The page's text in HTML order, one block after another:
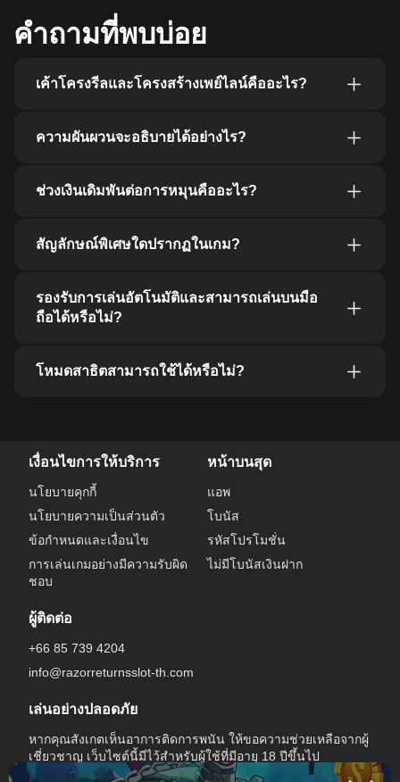
คําถามที่พบบ่อย
เค้าโครงรีลและโครงสร้างเพย์ไลน์คืออะไร?
ความผันผวนจะอธิบายได้อย่างไร?
ช่วงเงินเดิมพันต่อการหมุนคืออะไร?
สัญลักษณ์พิเศษใดปรากฏในเกม?
รองรับการเล่นอัตโนมัติและสามารถเล่นบนมือ
ถือได้หรือไม่?
โหมดสาธิตสามารถใช้ได้หรือไม่?
เงื่อนไขการให้บริการ
นโยบายคุกกี้
นโยบายความเป็นส่วนตัว
ข้อกําหนดและเงื่อนไข
การเล่นเกมอย่างมีความรับผิด
ชอบ
หน้าบนสุด
แอพ
โบนัส
รหัสโปรโมชั่น
ไม่มีโบนัสเงินฝาก
ผู้ติดต่อ
+66 85 739 4204
info@razorreturnsslot-th.com
เล่นอย่างปลอดภัย
หากคุณสังเกตเห็นอาการติดการพนัน ให้ขอความช่วยเหลือจากผู้
เชี่ยวชาญ เว็บไซต์นี้มีไว้สําหรับผู้ใช้ที่มีอายุ 18 ปีขึ้นไป